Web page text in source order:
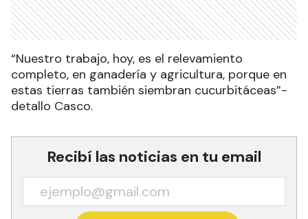
“Nuestro trabajo, hoy, es el relevamiento
completo, en ganadería y agricultura, porque en
estas tierras también siembran cucurbitáceas”-
detallo Casco.
Recibí las noticias en tu email